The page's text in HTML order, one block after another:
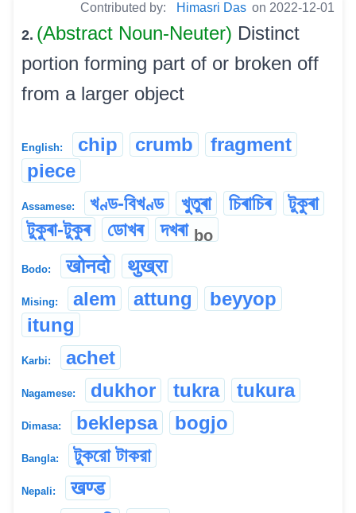
Contributed by: Himasri Das on 2022-12-01
2. (Abstract Noun-Neuter) Distinct
portion forming part of or broken off
from a larger object
English: chip crumb
fragment
piece
Assamese: খণ্ড-বিখণ্ড খুতুৰা চিৰাচিৰ
টুকুৰা
টুকুৰা-টুকুৰ
ডোখৰ দখৰা bo
Bodo: खोनदो थुख्रा
Mising: alem attung
beyyop
itung
Karbi: achet
Nagamese: dukhor tukra tukura
Dimasa: beklepsa bogjo
Bangla: টুকরো টাকরা
Nepali:
खण्ड